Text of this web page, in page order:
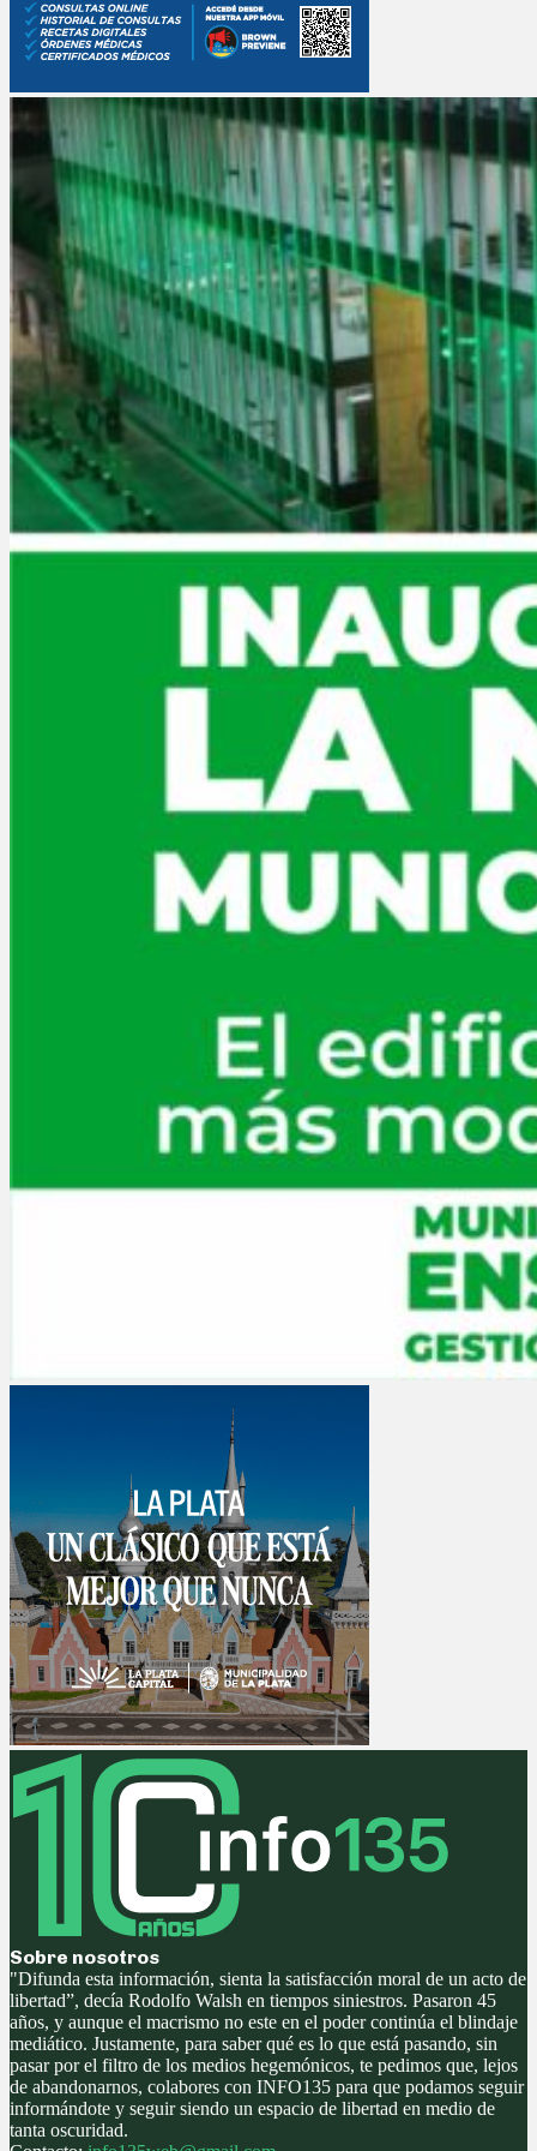
Sobre nosotros
"Difunda esta información, sienta la satisfacción moral de un acto de
libertad”, decía Rodolfo Walsh en tiempos siniestros. Pasaron 45
años, y aunque el macrismo no este en el poder continúa el blindaje
mediático. Justamente, para saber qué es lo que está pasando, sin
pasar por el filtro de los medios hegemónicos, te pedimos que, lejos
de abandonarnos, colabores con INFO135 para que podamos seguir
informándote y seguir siendo un espacio de libertad en medio de
tanta oscuridad.